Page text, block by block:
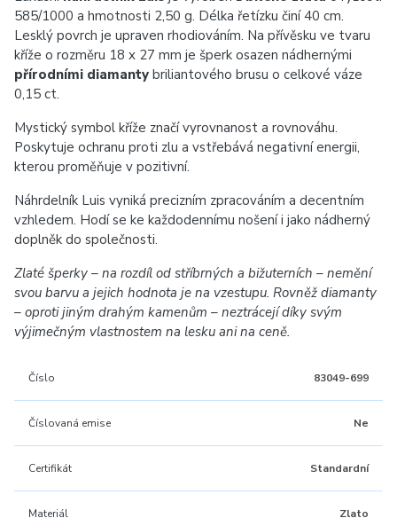
585/1000 a hmotnosti 2,50 g. Délka řetízku činí 40 cm.
Lesklý povrch je upraven rhodiováním. Na přívěsku ve tvaru
kříže o rozměru 18 x 27 mm je šperk osazen nádhernými
přírodními diamanty briliantového brusu o celkové váze
0,15 ct.
Mystický symbol kříže značí vyrovnanost a rovnováhu.
Poskytuje ochranu proti zlu a vstřebává negativní energii,
kterou proměňuje v pozitivní.
Náhrdelník Luis vyniká precizním zpracováním a decentním
vzhledem. Hodí se ke každodennímu nošení i jako nádherný
doplněk do společnosti.
Zlaté šperky – na rozdíl od stříbrných a bižuterních – nemění
svou barvu a jejich hodnota je na vzestupu. Rovněž diamanty
– oproti jiným drahým kamenům – neztrácejí díky svým
výjimečným vlastnostem na lesku ani na ceně.
Číslo 83049-699
Číslovaná emise Ne
Certifikát Standardní
Materiál Zlato